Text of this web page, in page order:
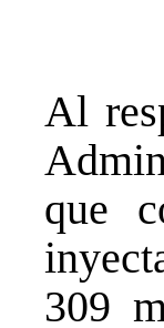
Al
que
309